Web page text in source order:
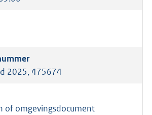
2025, 475674
of omgevingsdocument